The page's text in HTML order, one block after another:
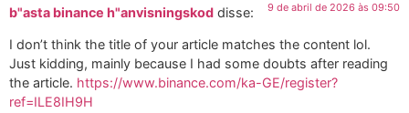
b"asta binance h"anvisningskod disse: 9 de abril de 2026 às 09:50
I don’t think the title of your article matches the content lol.
Just kidding, mainly because I had some doubts after reading
the article. https://www.binance.com/ka-GE/register?
ref=ILE8IH9H